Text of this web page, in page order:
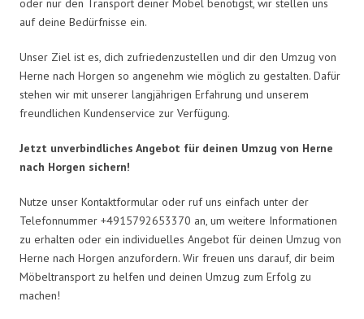
oder nur den Transport deiner Möbel benötigst, wir stellen uns
auf deine Bedürfnisse ein.
Unser Ziel ist es, dich zufriedenzustellen und dir den Umzug von
Herne nach Horgen so angenehm wie möglich zu gestalten. Dafür
stehen wir mit unserer langjährigen Erfahrung und unserem
freundlichen Kundenservice zur Verfügung.
Jetzt unverbindliches Angebot für deinen Umzug von Herne
nach Horgen sichern!
Nutze unser Kontaktformular oder ruf uns einfach unter der
Telefonnummer +4915792653370 an, um weitere Informationen
zu erhalten oder ein individuelles Angebot für deinen Umzug von
Herne nach Horgen anzufordern. Wir freuen uns darauf, dir beim
Möbeltransport zu helfen und deinen Umzug zum Erfolg zu
machen!